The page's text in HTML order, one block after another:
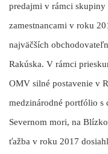
predajmi v rámci
zamestnancami v roku
najväčších
Rakúska. V rámci
OMV silné postavenie v
medzinárodné portfólio
Severnom mori, na
ťažba v roku 2017